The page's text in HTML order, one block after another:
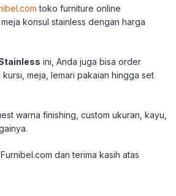
toko furniture online
konsul stainless dengan harga
ini, Anda juga bisa order
meja, lemari pakaian hingga set
warna finishing, custom ukuran, kayu,
dan terima kasih atas